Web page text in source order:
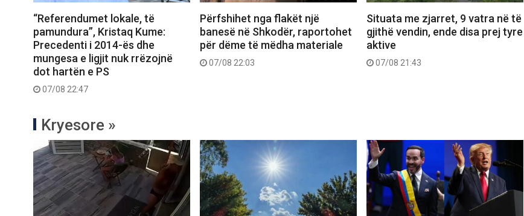
“Referendumet lokale, të
pamundura”, Kristaq Kume:
Precedenti i 2014-ës dhe
mungesa e ligjit nuk rrëzojnë
dot hartën e PS
07/08 22:47
Përfshihet nga flakët një
banesë në Shkodër, raportohet
për dëme të mëdha materiale
07/08 22:03
Situata me zjarret, 9 vatra në të
gjithë vendin, ende disa prej tyre
aktive
07/08 21:43
Kryesore »